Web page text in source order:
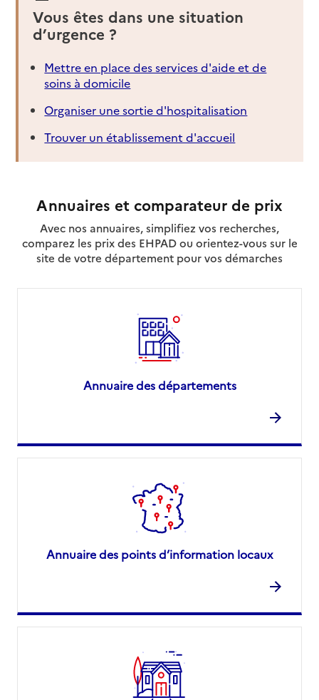
Vous êtes dans une situation
d’urgence ?
Mettre en place des services d'aide et de
soins à domicile
Organiser une sortie d'hospitalisation
Trouver un établissement d'accueil
Annuaires et comparateur de prix
Avec nos annuaires, simplifiez vos recherches,
comparez les prix des EHPAD ou orientez-vous sur le
site de votre département pour vos démarches
Annuaire des départements
Annuaire des points d’information locaux